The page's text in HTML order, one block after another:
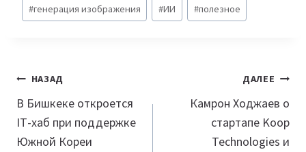
#генерация изображения #ИИ #полезное
Навигация
по
записям
НАЗАД
В Бишкеке откроется
ІТ-хаб при поддержке
Южной Кореи
ДАЛЕЕ
Камрон Ходжаев о
стартапе Koop
Technologies и